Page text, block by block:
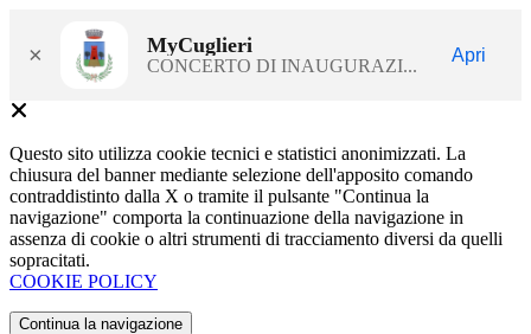
× MyCuglieri
CONCERTO DI INAUGURAZI...
Apri
Questo sito utilizza cookie tecnici e statistici anonimizzati. La
chiusura del banner mediante selezione dell'apposito comando
contraddistinto dalla X o tramite il pulsante "Continua la
navigazione" comporta la continuazione della navigazione in
assenza di cookie o altri strumenti di tracciamento diversi da quelli
sopracitati.
COOKIE POLICY
Continua la navigazione